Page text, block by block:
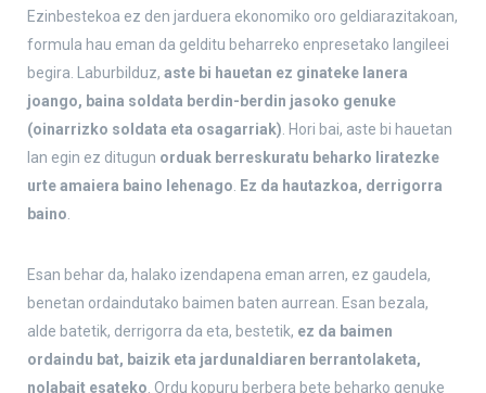
Ezinbestekoa ez den jarduera ekonomiko oro geldiarazitakoan,
formula hau eman da gelditu beharreko enpresetako langileei
begira. Laburbilduz, aste bi hauetan ez ginateke lanera
joango, baina soldata berdin-berdin jasoko genuke
(oinarrizko soldata eta osagarriak). Hori bai, aste bi hauetan
lan egin ez ditugun orduak berreskuratu beharko liratezke
urte amaiera baino lehenago. Ez da hautazkoa, derrigorra
baino.
Esan behar da, halako izendapena eman arren, ez gaudela,
benetan ordaindutako baimen baten aurrean. Esan bezala,
alde batetik, derrigorra da eta, bestetik, ez da baimen
ordaindu bat, baizik eta jardunaldiaren berrantolaketa,
nolabait esateko. Ordu kopuru berbera bete beharko genuke